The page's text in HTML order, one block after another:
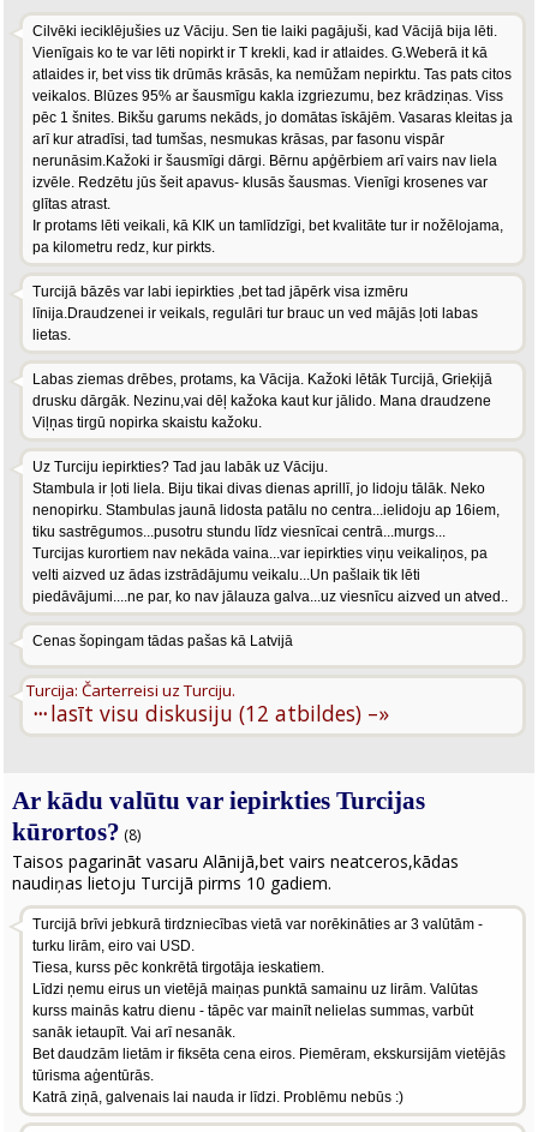
Cilvēki ieciklējušies uz Vāciju. Sen tie laiki pagājuši, kad Vācijā bija lēti.
Vienīgais ko te var lēti nopirkt ir T krekli, kad ir atlaides. G.Weberā it kā
atlaides ir, bet viss tik drūmās krāsās, ka nemūžam nepirktu. Tas pats citos
veikalos. Blūzes 95% ar šausmīgu kakla izgriezumu, bez krādziņas. Viss
pēc 1 šnites. Bikšu garums nekāds, jo domātas īskājēm. Vasaras kleitas ja
arī kur atradīsi, tad tumšas, nesmukas krāsas, par fasonu vispār
nerunāsim.Kažoki ir šausmīgi dārgi. Bērnu apģērbiem arī vairs nav liela
izvēle. Redzētu jūs šeit apavus- klusās šausmas. Vienīgi krosenes var
glītas atrast.
Ir protams lēti veikali, kā KIK un tamlīdzīgi, bet kvalitāte tur ir nožēlojama,
pa kilometru redz, kur pirkts.
Turcijā bāzēs var labi iepirkties ,bet tad jāpērk visa izmēru
līnija.Draudzenei ir veikals, regulāri tur brauc un ved mājās ļoti labas
lietas.
Labas ziemas drēbes, protams, ka Vācija. Kažoki lētāk Turcijā, Grieķijā
drusku dārgāk. Nezinu,vai dēļ kažoka kaut kur jālido. Mana draudzene
Viļņas tirgū nopirka skaistu kažoku.
Uz Turciju iepirkties? Tad jau labāk uz Vāciju.
Stambula ir ļoti liela. Biju tikai divas dienas aprillī, jo lidoju tālāk. Neko
nenopirku. Stambulas jaunā lidosta patālu no centra...ielidoju ap 16iem,
tiku sastrēgumos...pusotru stundu līdz viesnīcai centrā...murgs...
Turcijas kurortiem nav nekāda vaina...var iepirkties viņu veikaliņos, pa
velti aizved uz ādas izstrādājumu veikalu...Un pašlaik tik lēti
piedāvājumi....ne par, ko nav jālauza galva...uz viesnīcu aizved un atved..
Cenas šopingam tādas pašas kā Latvijā
···
Turcija: Čarterreisi uz Turciju.
lasīt visu diskusiju (12 atbildes) –»
Ar kādu valūtu var iepirkties Turcijas
kūrortos? (8)
Taisos pagarināt vasaru Alānijā,bet vairs neatceros,kādas
naudiņas lietoju Turcijā pirms 10 gadiem.
Turcijā brīvi jebkurā tirdzniecības vietā var norēkināties ar 3 valūtām -
turku lirām, eiro vai USD.
Tiesa, kurss pēc konkrētā tirgotāja ieskatiem.
Līdzi ņemu eirus un vietējā maiņas punktā samainu uz lirām. Valūtas
kurss mainās katru dienu - tāpēc var mainīt nelielas summas, varbūt
sanāk ietaupīt. Vai arī nesanāk.
Bet daudzām lietām ir fiksēta cena eiros. Piemēram, ekskursijām vietējās
tūrisma aģentūrās.
Katrā ziņā, galvenais lai nauda ir līdzi. Problēmu nebūs :)